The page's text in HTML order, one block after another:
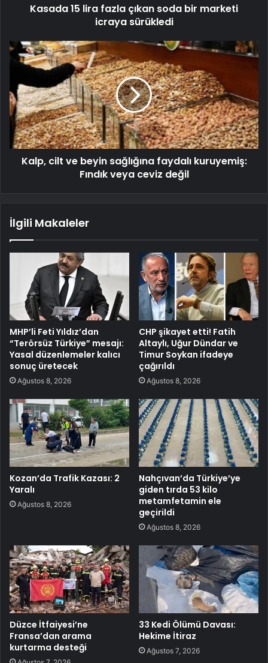
Kasada 15 lira fazla çıkan soda bir marketi
icraya sürükledi
Kalp, cilt ve beyin sağlığına faydalı kuruyemiş:
Fındık veya ceviz değil
İlgili Makaleler
MHP’li Feti Yıldız’dan
“Terörsüz Türkiye” mesajı:
Yasal düzenlemeler kalıcı
sonuç üretecek
Ağustos 8, 2026
CHP şikayet etti! Fatih
Altaylı, Uğur Dündar ve
Timur Soykan ifadeye
çağırıldı
Ağustos 8, 2026
Kozan’da Trafik Kazası: 2
Yaralı
Ağustos 8, 2026
Nahçıvan’da Türkiye’ye
giden tırda 53 kilo
metamfetamin ele
geçirildi
Ağustos 8, 2026
Düzce İtfaiyesi’ne
Fransa’dan arama
kurtarma desteği
33 Kedi Ölümü Davası:
Hekime İtiraz
Ağustos 7, 2026